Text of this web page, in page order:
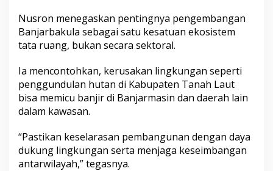
Nusron menegaskan pentingnya pengembangan
Banjarbakula sebagai satu kesatuan ekosistem
tata ruang, bukan secara sektoral.
Ia mencontohkan, kerusakan lingkungan seperti
penggundulan hutan di Kabupaten Tanah Laut
bisa memicu banjir di Banjarmasin dan daerah lain
dalam kawasan.
“Pastikan keselarasan pembangunan dengan daya
dukung lingkungan serta menjaga keseimbangan
antarwilayah,” tegasnya.